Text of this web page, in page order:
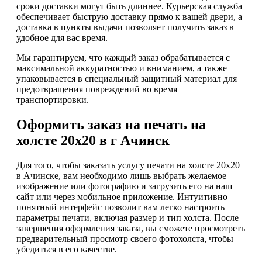
сроки доставки могут быть длиннее. Курьерская служба
обеспечивает быструю доставку прямо к вашей двери, а
доставка в пункты выдачи позволяет получить заказ в
удобное для вас время.
Мы гарантируем, что каждый заказ обрабатывается с
максимальной аккуратностью и вниманием, а также
упаковывается в специальный защитный материал для
предотвращения повреждений во время
транспортировки.
Оформить заказ на печать на
холсте 20х20 в г Ачинск
Для того, чтобы заказать услугу печати на холсте 20х20
в Ачинске, вам необходимо лишь выбрать желаемое
изображение или фотографию и загрузить его на наш
сайт или через мобильное приложение. Интуитивно
понятный интерфейс позволит вам легко настроить
параметры печати, включая размер и тип холста. После
завершения оформления заказа, вы сможете просмотреть
предварительный просмотр своего фотохолста, чтобы
убедиться в его качестве.